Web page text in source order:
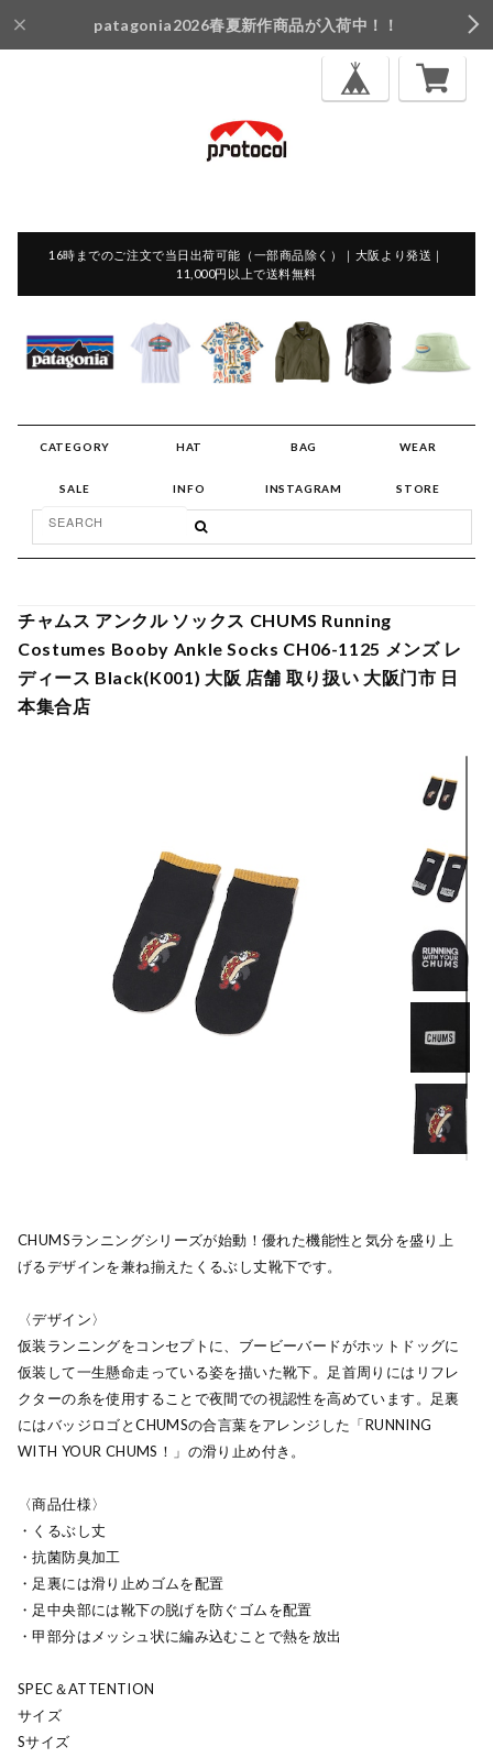
patagonia2026春夏新作商品が入荷中！！
16時までのご注文で当日出荷可能（一部商品除く）｜大阪より発送｜
11,000円以上で送料無料
CATEGORY HAT BAG WEAR
SALE INFO INSTAGRAM STORE
チャムス アンクル ソックス CHUMS Running
Costumes Booby Ankle Socks CH06-1125 メンズ レ
ディース Black(K001) 大阪 店舗 取り扱い 大阪门市 日
本集合店
CHUMSランニングシリーズが始動！優れた機能性と気分を盛り上
げるデザインを兼ね揃えたくるぶし丈靴下です。
〈デザイン〉
仮装ランニングをコンセプトに、ブービーバードがホットドッグに
仮装して一生懸命走っている姿を描いた靴下。足首周りにはリフレ
クターの糸を使用することで夜間での視認性を高めています。足裏
にはバッジロゴとCHUMSの合言葉をアレンジした「RUNNING
WITH YOUR CHUMS！」の滑り止め付き。
〈商品仕様〉
・くるぶし丈
・抗菌防臭加工
・足裏には滑り止めゴムを配置
・足中央部には靴下の脱げを防ぐゴムを配置
・甲部分はメッシュ状に編み込むことで熱を放出
SPEC＆ATTENTION
サイズ
Sサイズ